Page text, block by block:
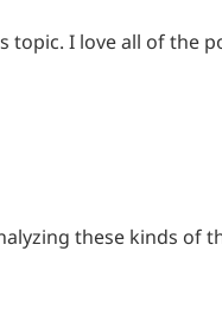
I love all of the
these kinds of